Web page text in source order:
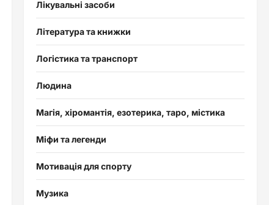
Лікувальні засоби
Література та книжки
Логістика та транспорт
Людина
Магія, хіромантія, езотерика, таро, містика
Міфи та легенди
Мотивація для спорту
Музика